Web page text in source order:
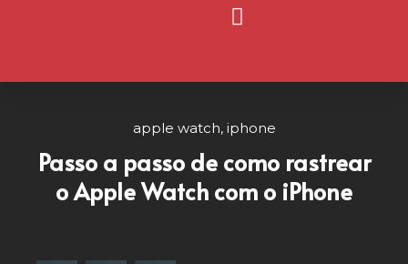
apple watch, iphone
Passo a passo de como rastrear
o Apple Watch com o iPhone